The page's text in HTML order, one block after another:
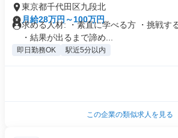
東京都千代田区九段北
月給28万円～100万円
求める人材: ・素直に学べる方 ・挑戦す
・結果が出るまで諦め...
即日勤務OK 駅近5分以内
この企業の類似求人を見る